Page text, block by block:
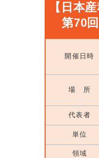
【日本
第70
開催日時
場 所
代表者
単位
領域